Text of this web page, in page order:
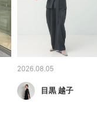
2026.08.05
目黒 越子